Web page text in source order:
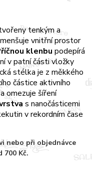
tenkým a
vnitřní prostor
klenbu podepírá
v patní části vložky
stélka je z měkkého
částice aktivního
omezuje šíření
s nanočásticemi
v rekordním čase
nebo při objednávce
700 Kč.